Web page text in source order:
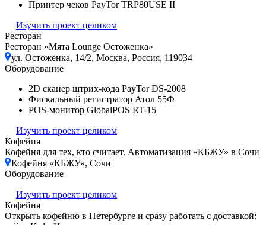
Принтер чеков PayTor TRP80USE II
Изучить проект целиком
Ресторан
Ресторан «Мята Lounge Остоженка»
ул. Остоженка, 14/2, Москва, Россия, 119034
Оборудование
2D сканер штрих-кода PayTor DS-2008
Фискальный регистратор Атол 55Ф
POS-монитор GlobalPOS RT-15
Изучить проект целиком
Кофейня
Кофейня для тех, кто считает. Автоматизация «КБЖУ» в Сочи
Кофейня «КБЖУ», Сочи
Оборудование
Изучить проект целиком
Кофейня
Открыть кофейню в Петербурге и сразу работать с доставкой: